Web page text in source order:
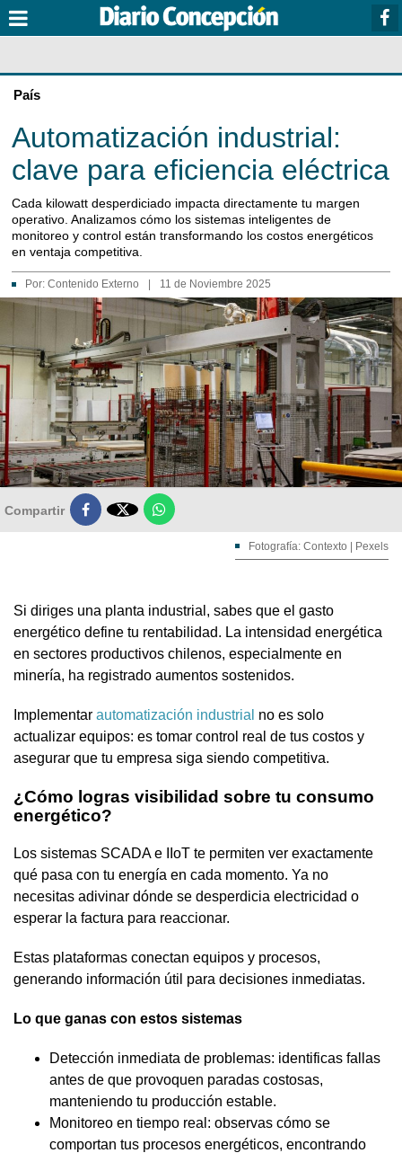
País
Automatización industrial:
clave para eficiencia eléctrica
Cada kilowatt desperdiciado impacta directamente tu margen
operativo. Analizamos cómo los sistemas inteligentes de
monitoreo y control están transformando los costos energéticos
en ventaja competitiva.
Por: Contenido Externo 11 de Noviembre 2025
Compartir 
Fotografía: Contexto | Pexels
Si diriges una planta industrial, sabes que el gasto
energético define tu rentabilidad. La intensidad energética
en sectores productivos chilenos, especialmente en
minería, ha registrado aumentos sostenidos.
Implementar automatización industrial no es solo
actualizar equipos: es tomar control real de tus costos y
asegurar que tu empresa siga siendo competitiva.
¿Cómo logras visibilidad sobre tu consumo
energético?
Los sistemas SCADA e IIoT te permiten ver exactamente
qué pasa con tu energía en cada momento. Ya no
necesitas adivinar dónde se desperdicia electricidad o
esperar la factura para reaccionar.
Estas plataformas conectan equipos y procesos,
generando información útil para decisiones inmediatas.
Lo que ganas con estos sistemas
Detección inmediata de problemas: identificas fallas
antes de que provoquen paradas costosas,
manteniendo tu producción estable.
Monitoreo en tiempo real: observas cómo se
comportan tus procesos energéticos, encontrando